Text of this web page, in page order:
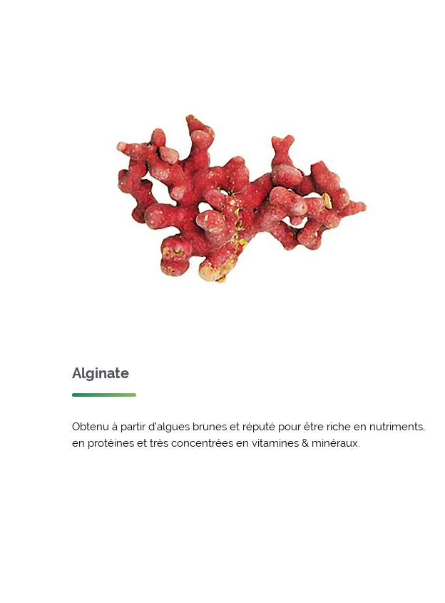
Alginate
Obtenu à partir d’algues brunes et réputé pour être riche en nutriments,
en protéines et très concentrées en vitamines & minéraux.